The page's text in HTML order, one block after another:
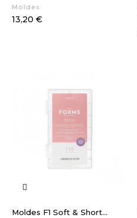
Moldes
Preço
13,20 €
Moldes F1 Soft & Short...